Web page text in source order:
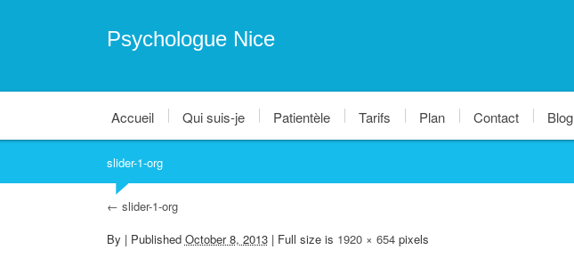
Psychologue Nice
Accueil Qui suis-je Patientèle Tarifs Plan Contact Blog
slider-1-org
← slider-1-org
By |Published October 8, 2013| Full size is 1920 × 654pixels